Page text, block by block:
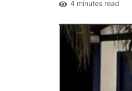
4 minutes read